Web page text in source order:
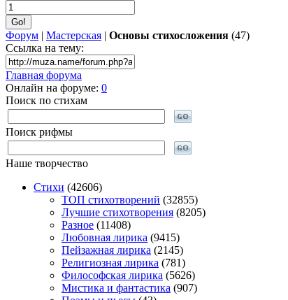
Форум | Мастерская | Основы стихосложения (47)
Ссылка на тему:
Главная форума
Онлайн на форуме: 0
Поиск по стихам
Поиск рифмы
Наше творчество
Стихи (42606)
TOП стихотворений (32855)
Лучшие стихотворения (8205)
Разное (11408)
Любовная лирика (9415)
Пейзажная лирика (2145)
Религиозная лирика (781)
Философская лирика (5626)
Мистика и фантастика (907)